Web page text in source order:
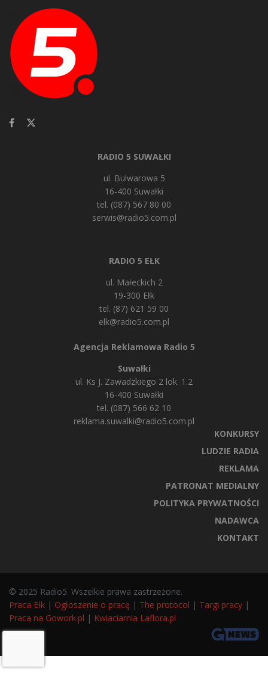
RADIO 5 SUWAŁKI
ul. Bulwarowa 5
16-400 Suwałki
tel. (087) 567 80 00
serwis@radio5.com.pl
RADIO 5 EŁK
ul. Małeckich 2
19-300 Ełk
tel. (87) 621 59 00
elk@radio5.com.pl
Agencja Reklamowa Radio 5
Suwałki
ul. Ks J. Zawadzkiego 2 lok. 1.2
16-400 Suwałki
tel. (087) 566 62 10
reklama.suwalki@radio5.com.pl
KONKURSY
LUDZIE RADIA
REKLAMA
PATRONAT MEDIALNY
POLITYKA PRYWATNOŚCI
NADAWCA
KONTAKT
© 2025 Radio5. Wszelkie prawa zastrzeżone.
Praca Ełk | Ogłoszenie o pracę | The protocol | Targi pracy |
Praca na Gowork.pl | Kwiaciarnia Laflora.pl